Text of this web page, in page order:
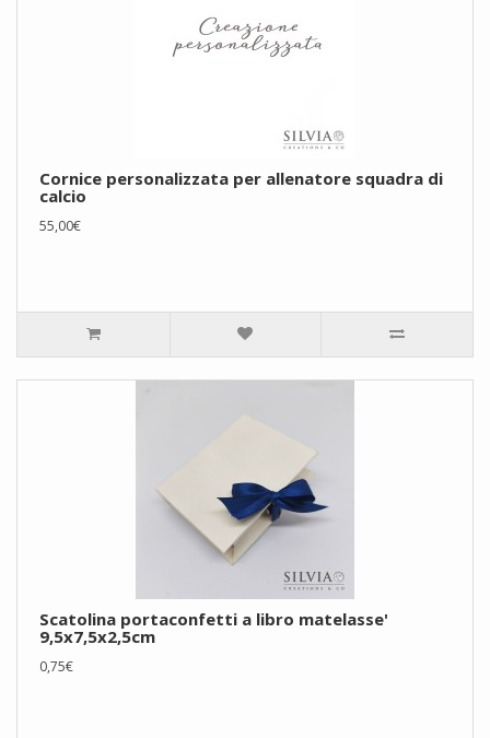
Cornice personalizzata per allenatore squadra di
calcio
55,00€
Scatolina portaconfetti a libro matelasse'
9,5x7,5x2,5cm
0,75€